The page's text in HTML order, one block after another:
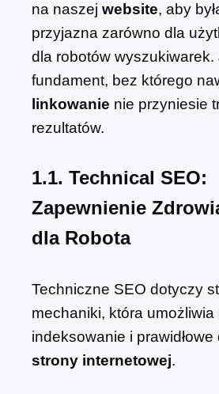
na naszej website, aby
przyjazna zarówno dla
dla robotów wyszukiwarek.
fundament, bez którego
linkowanie nie przyniesie
rezultatów.
1.1. Technical SEO:
Zapewnienie
dla Robota
Techniczne SEO dotyczy
mechaniki, która umożliwia
indeksowanie i prawidłowe
strony internetowej.